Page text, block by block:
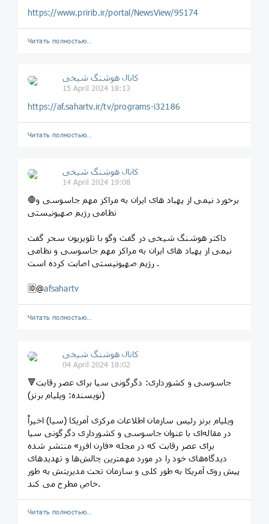
https://www.pririb.ir/portal/NewsView/95174
Читать полностью…
️️كانال هوشنگ شیخی️
15 April 2024 18:13
https://af.sahartv.ir/tv/programs-i32186
Читать полностью…
️️كانال هوشنگ شیخی️
14 April 2024 19:08
🛑برخورد نیمی از پهباد های ایران به مراکز مهم جاسوسی و
نظامی رژیم صهیونیستی
داکتر هوشنگ شیخی در گفت وگو با تلویزیون سحر گفت
نیمی از پهباد های ایران به مراکز مهم جاسوسی و نظامی
رژیم صهیونیستی اصابت کرده است .
🆔@afsahartv
Читать полностью…
️️كانال هوشنگ شیخی️
04 April 2024 18:02
🔻جاسوسی و کشورداری: دگرگونی سیا برای عصر رقابت
(نویسنده: ویلیام برنز)
ویلیام برنز رئیس سازمان اطلاعات مرکزی آمریکا (سیا) اخیراً
در مقاله‌ای با عنوان جاسوسی و کشورداری دگرگونی سیا
برای عصر رقابت که در مجله «فارن افرز» منتشر شده
دیدگاه‌های خود را در مورد مهمترین چالش‌ها و تهدیدهای
پیش روی آمریکا به طور کلی و سازمان تحت مدیریتش به طور
خاص مطرح می کند.‌
Читать полностью…